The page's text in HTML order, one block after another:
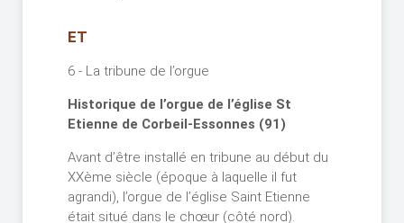
ET
6 - La tribune de l’orgue
Historique de l’orgue de l’église St
Etienne de Corbeil-Essonnes (91)
Avant d’être installé en tribune au début du
XXème siècle (époque à laquelle il fut
agrandi), l’orgue de l’église Saint Etienne
était situé dans le chœur (côté nord).